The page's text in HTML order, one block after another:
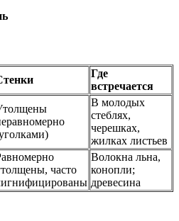
Где
встречается
В молодых
стеблях,
черешках,
жилках листьев
часто
Волокна льна,
конопли;
древесина